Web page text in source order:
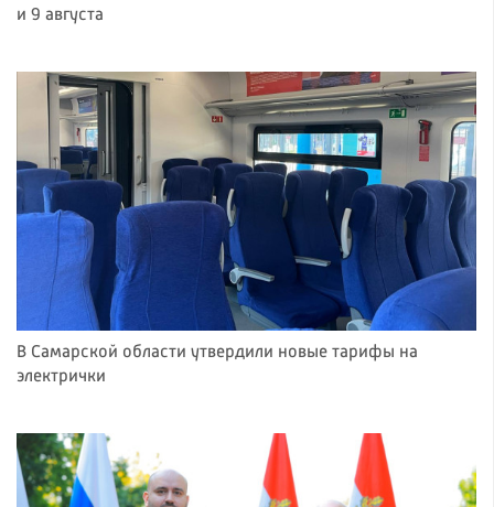
и 9 августа
В Самарской области утвердили новые тарифы на
электрички